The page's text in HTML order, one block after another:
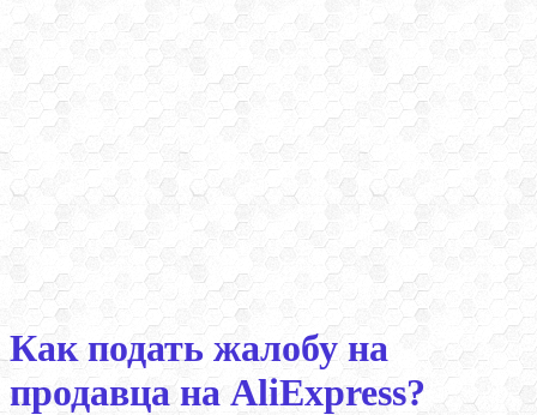
Как подать жалобу на
продавца на AliExpress?